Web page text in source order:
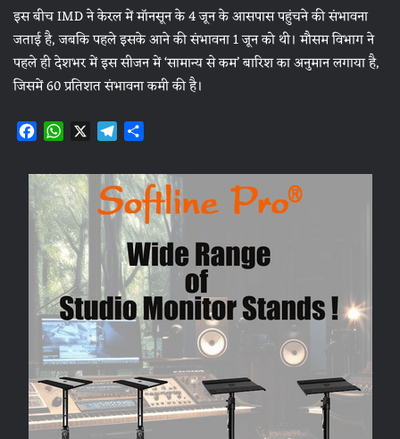
इस बीच IMD ने केरल में मॉनसून के 4 जून के आसपास पहुंचने की संभावना
जताई है, जबकि पहले इसके आने की संभावना 1 जून को थी। मौसम विभाग ने
पहले ही देशभर में इस सीजन में ‘सामान्य से कम’ बारिश का अनुमान लगाया है,
जिसमें 60 प्रतिशत संभावना कमी की है।
F
c
e
b
o
o
k
W
a
t
s
A
p
p
X T
l
e
g
r
a
m
a
r
e